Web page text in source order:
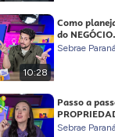
10:28
Como
do NEGÓCIO.
Sebrae Paraná
Passo a
Sebrae Paraná